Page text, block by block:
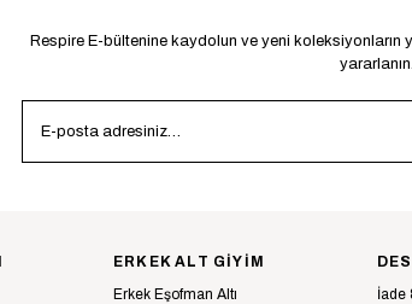
Respire E-bültenine kaydolun ve yeni koleksiyonların
yararlanın.
ERKEK ALT GİYİM
Erkek Eşofman Altı
İade